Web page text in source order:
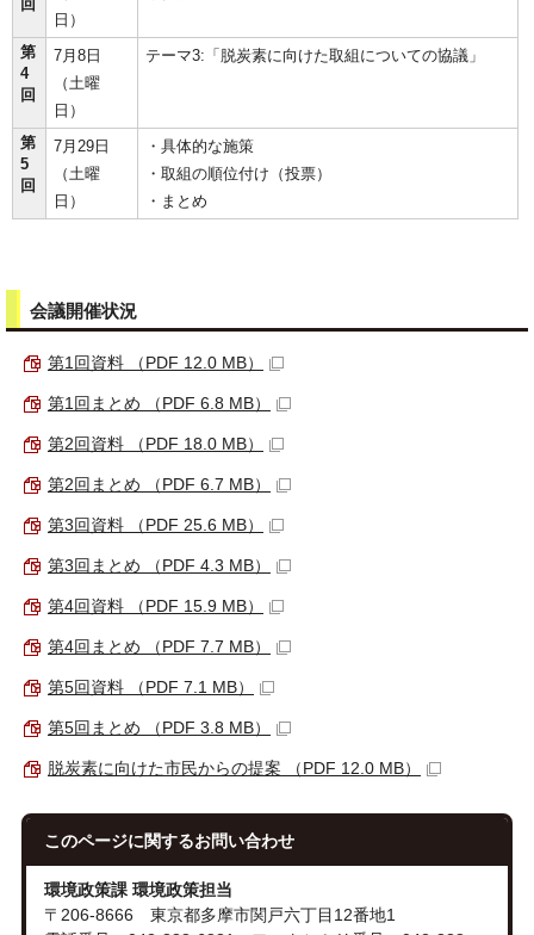
回
日）
第
4
回
7月8日
（土曜
日）
テーマ3:「脱炭素に向けた取組についての協議」
第
5
回
7月29日
（土曜
日）
・具体的な施策
・取組の順位付け（投票）
・まとめ
会議開催状況
第1回資料 （PDF 12.0 MB）
第1回まとめ （PDF 6.8 MB）
第2回資料 （PDF 18.0 MB）
第2回まとめ （PDF 6.7 MB）
第3回資料 （PDF 25.6 MB）
第3回まとめ （PDF 4.3 MB）
第4回資料 （PDF 15.9 MB）
第4回まとめ （PDF 7.7 MB）
第5回資料 （PDF 7.1 MB）
第5回まとめ （PDF 3.8 MB）
脱炭素に向けた市民からの提案 （PDF 12.0 MB）
このページに関するお問い合わせ
環境政策課 環境政策担当
〒206-8666 東京都多摩市関戸六丁目12番地1